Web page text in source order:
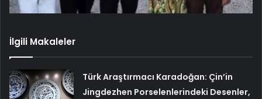
İlgili Makaleler
Türk Araştırmacı Karadoğan: Çin’in
Jingdezhen Porselenlerindeki Desenler,